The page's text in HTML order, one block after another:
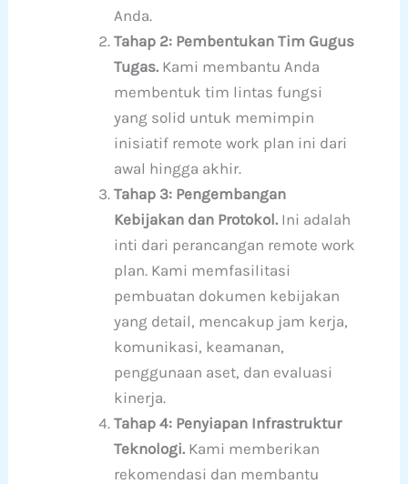
Anda.
Tahap 2: Pembentukan Tim Gugus
Tugas. Kami membantu Anda
membentuk tim lintas fungsi
yang solid untuk memimpin
inisiatif remote work plan ini dari
awal hingga akhir.
Tahap 3: Pengembangan
Kebijakan dan Protokol. Ini adalah
inti dari perancangan remote work
plan. Kami memfasilitasi
pembuatan dokumen kebijakan
yang detail, mencakup jam kerja,
komunikasi, keamanan,
penggunaan aset, dan evaluasi
kinerja.
Tahap 4: Penyiapan Infrastruktur
Teknologi. Kami memberikan
rekomendasi dan membantu